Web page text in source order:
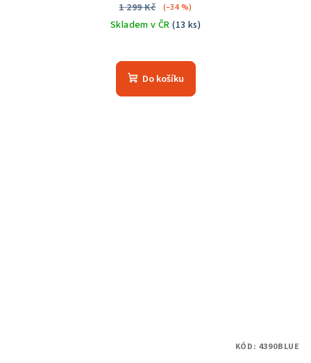
1 299 Kč
(–34 %)
Skladem v ČR(13 ks)
Do košíku
KÓD: 4390BLUE